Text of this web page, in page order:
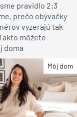
pravidlo 2:3
prečo obývačky
vyzerajú tak
môžete
doma
Môj dom